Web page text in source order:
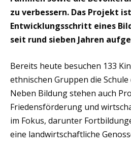
zu verbessern. Das Projekt
Entwicklungsschritt eines
seit rund sieben Jahren
Bereits heute besuchen 133
ethnischen Gruppen die
Neben Bildung stehen auch
Friedensförderung und
im Fokus, darunter
eine landwirtschaftliche